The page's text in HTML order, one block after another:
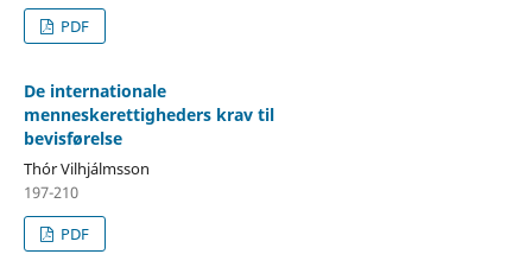
PDF
De internationale
menneskerettigheders krav til
bevisførelse
Thór Vilhjálmsson
197-210
PDF